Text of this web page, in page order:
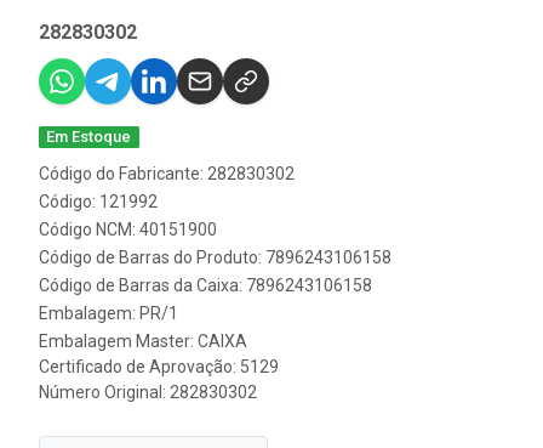
282830302
Em Estoque
Código do Fabricante: 282830302
Código: 121992
Código NCM: 40151900
Código de Barras do Produto: 7896243106158
Código de Barras da Caixa: 7896243106158
Embalagem: PR/1
Embalagem Master: CAIXA
Certificado de Aprovação: 5129
Número Original: 282830302